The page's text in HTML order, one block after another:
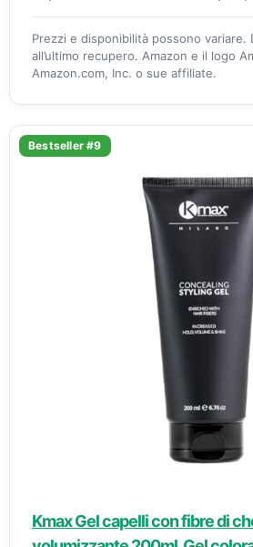
Prezzi e disponibilità possono variare.
all’ultimo recupero. Amazon e il logo
Amazon.com, Inc. o sue affiliate.
Bestseller #9
Kmax Gel capelli con fibre di